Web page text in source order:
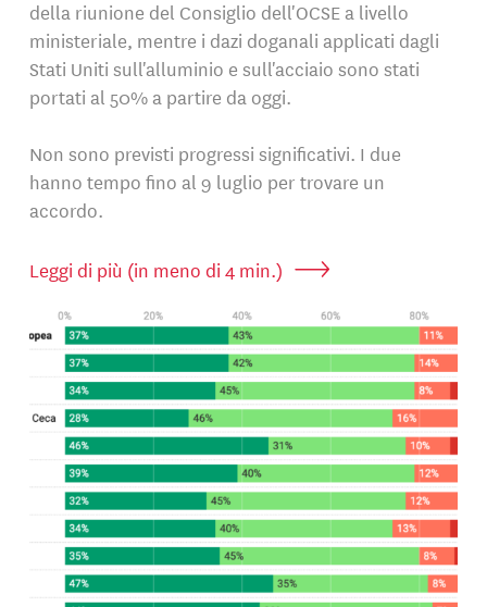
della riunione del Consiglio dell'OCSE a livello
ministeriale, mentre i dazi doganali applicati dagli
Stati Uniti sull'alluminio e sull'acciaio sono stati
portati al 50% a partire da oggi.
Non sono previsti progressi significativi. I due
hanno tempo fino al 9 luglio per trovare un
accordo.
Leggi di più (in meno di 4 min.)